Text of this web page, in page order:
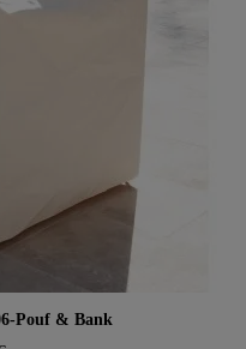
Pouf & Bank